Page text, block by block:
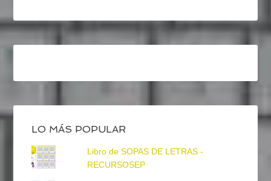
LO MÁS POPULAR
Libro de SOPAS DE LETRAS -
RECURSOSEP